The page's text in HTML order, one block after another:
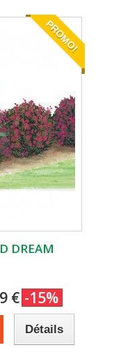
PROMO!
DREAM
€ -15%
Détails